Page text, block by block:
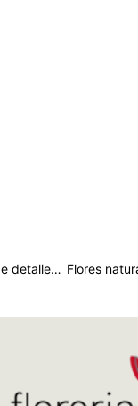
Una boda llena de detalles en el Convent de Blanes